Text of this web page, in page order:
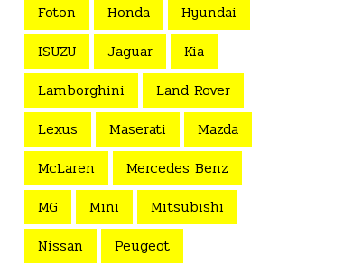
Foton
Honda
Hyundai
ISUZU
Jaguar
Kia
Lamborghini
Land Rover
Lexus
Maserati
Mazda
McLaren
Mercedes Benz
MG
Mini
Mitsubishi
Nissan
Peugeot